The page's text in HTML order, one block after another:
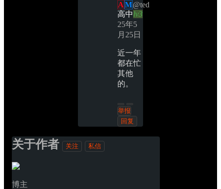
AM@ted
高中lv3
25年5
月25日
近一年
都在忙
其他
的。
举报
回复
关于作者 关注 私信
博主